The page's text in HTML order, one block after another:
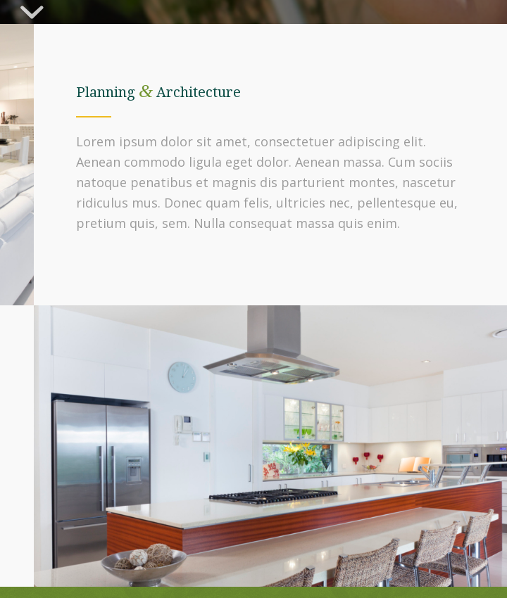
Planning & Architecture
Lorem ipsum dolor sit amet, consectetuer adipiscing elit.
Aenean commodo ligula eget dolor. Aenean massa. Cum sociis
natoque penatibus et magnis dis parturient montes, nascetur
ridiculus mus. Donec quam felis, ultricies nec, pellentesque eu,
pretium quis, sem. Nulla consequat massa quis enim.